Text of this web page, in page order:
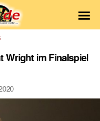
Wright im Finalspiel